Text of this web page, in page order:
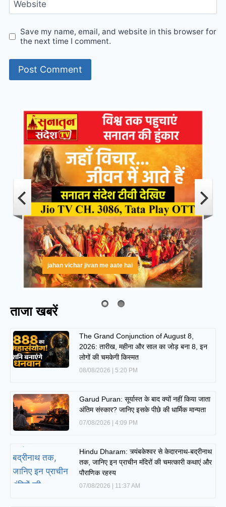
Website
Save my name, email, and website in this browser for
the next time I comment.
jahan vichar jivan me aate hai
ताजा खबरें
The Grand Conjunction of August 8,
2026: तारीख, महीना और साल का जोड़ बना 8, इन
लोगों की चमकेगी किस्मत
08/08/2026 5:20 PM
Garud Puran: सूर्यास्त के बाद क्यों नहीं किया जाता
अंतिम संस्कार? जानिए इसके पीछे की धार्मिक मान्यता
07/08/2026 4:09 PM
Hindu Dharam: त्र्यंबकेश्वर से केदारनाथ-बद्रीनाथ
तक, जानिए इन प्राचीन मंदिरों की चमत्कारी कथाएं और
पौराणिक रहस्य
07/08/2026 11:37 AM